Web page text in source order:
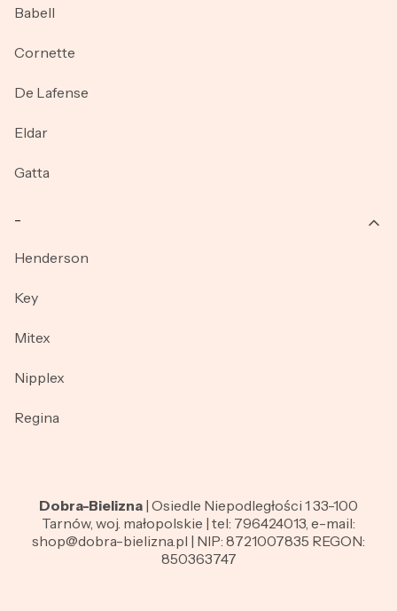
Babell
Cornette
De Lafense
Eldar
Gatta
Henderson
Key
Mitex
Nipplex
Regina
Dobra-Bielizna | Osiedle Niepodległości 1 33-100
Tarnów, woj. małopolskie | tel: 796424013, e-mail:
shop@dobra-bielizna.pl | NIP: 8721007835 REGON:
850363747